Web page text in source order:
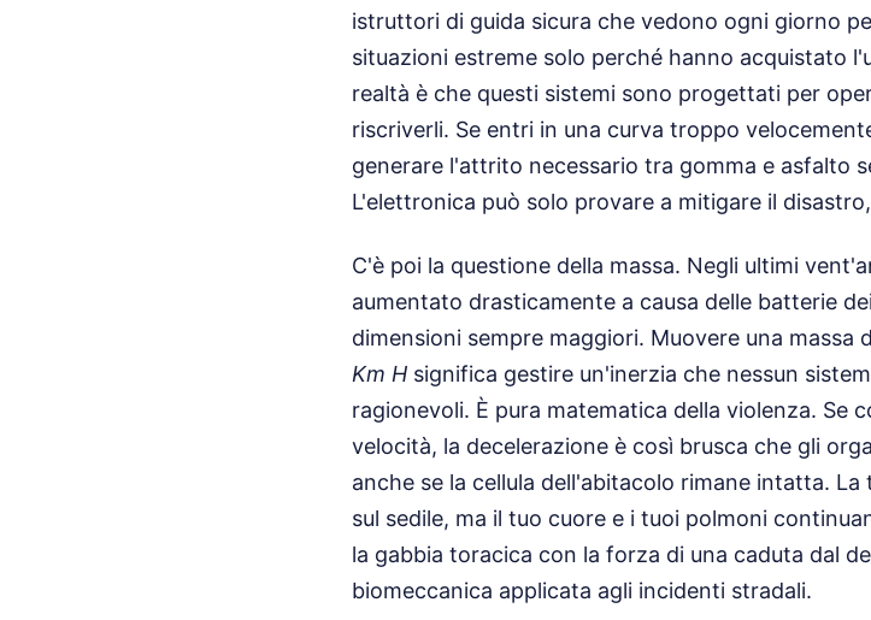
istruttori di guida sicura che vedono ogni giorno
situazioni estreme solo perché hanno acquistato
realtà è che questi sistemi sono progettati per
riscriverli. Se entri in una curva troppo
generare l'attrito necessario tra gomma e asfalto
L'elettronica può solo provare a mitigare il
C'è poi la questione della massa. Negli ultimi
aumentato drasticamente a causa delle batterie
dimensioni sempre maggiori. Muovere una massa
Km H significa gestire un'inerzia che nessun
ragionevoli. È pura matematica della violenza. Se
velocità, la decelerazione è così brusca che gli
anche se la cellula dell'abitacolo rimane intatta.
sul sedile, ma il tuo cuore e i tuoi polmoni
la gabbia toracica con la forza di una caduta dal
biomeccanica applicata agli incidenti stradali.